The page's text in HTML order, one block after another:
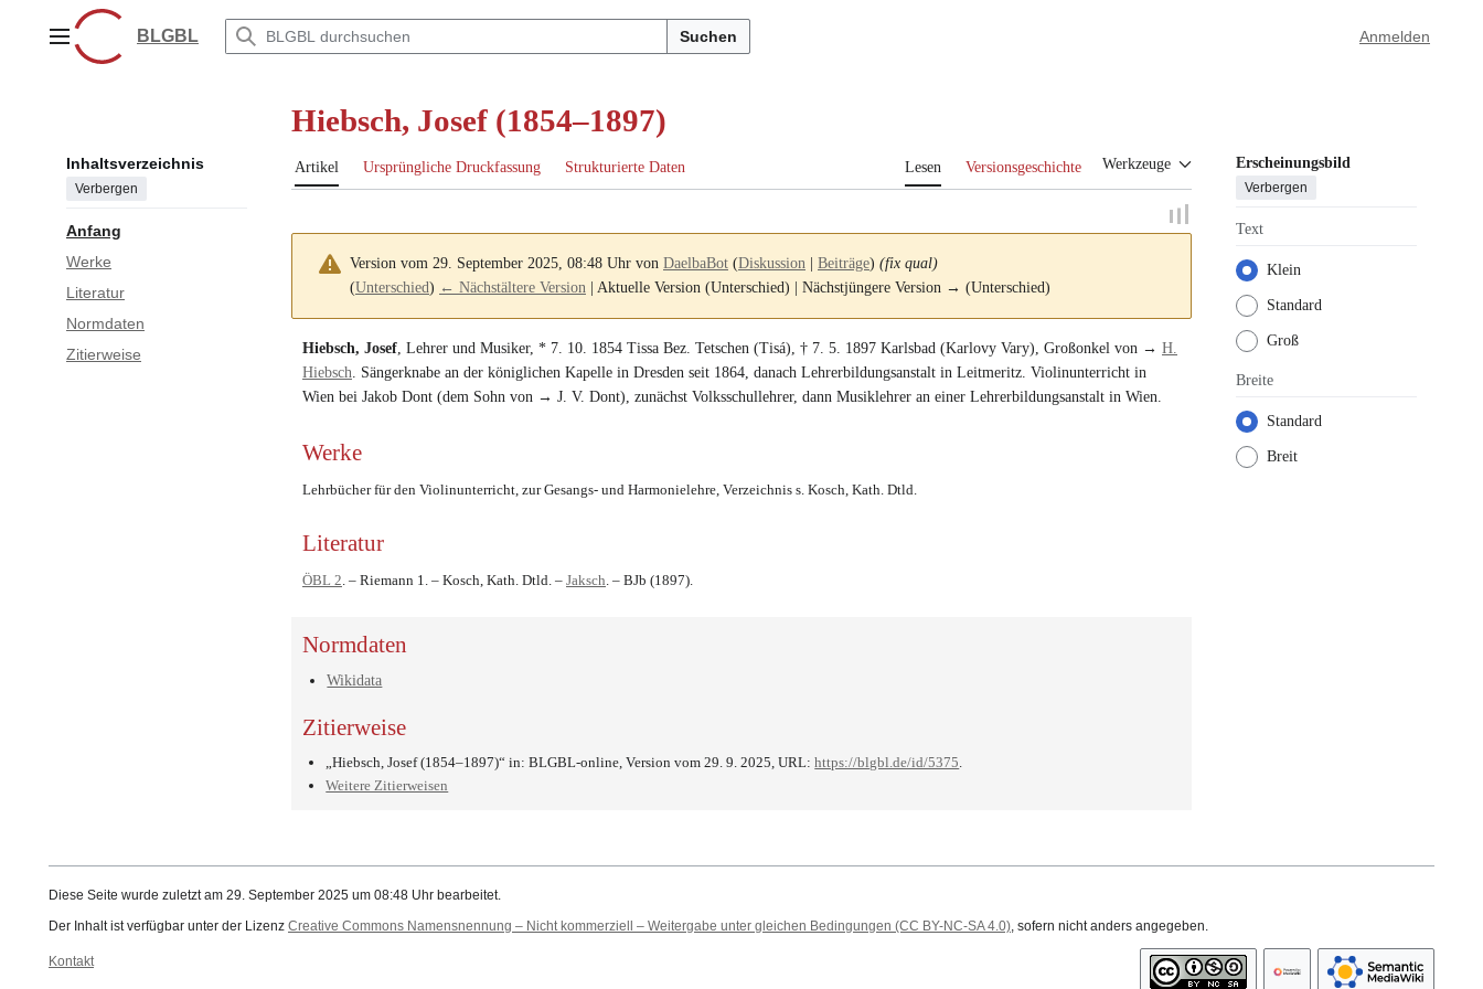
springenHauptmenüBLGBL Suchen Anmelden
Inhaltsverzeichnis
Verbergen
Anfang
Werke
Literatur
Normdaten
Zitierweise
Hiebsch, Josef (1854–1897)
Artikel Ursprüngliche Druckfassung Strukturierte Daten Lesen Versionsgeschichte Werkzeuge Erscheinungsbild
Verbergen
Text
Klein
Standard
Groß
Breite
Standard
Breit
Version vom 29. September 2025, 08:48 Uhr von DaelbaBot (Diskussion | Beiträge) (fix qual)
(Unterschied) ← Nächstältere Version | Aktuelle Version (Unterschied) | Nächstjüngere Version → (Unterschied)
Hiebsch, Josef Lehrer und Musiker, * 7. 10. 1854 Tissa Bez. Tetschen (Tisá) , † 7. 5. 1897 Karlsbad (Karlovy Vary) , Großonkel von → H.
Hiebsch
Sängerknabe an der königlichen Kapelle in Dresden seit 1864 , danach Lehrerbildungsanstalt in Leitmeritz . Violinunterricht in
Wien bei Jakob Dont (dem Sohn von → J. V. Dont), zunächst Volksschullehrer, dann Musiklehrer an einer Lehrerbildungsanstalt in Wien
Werke
Lehrbücher für den Violinunterricht, zur Gesangs- und Harmonielehre, Verzeichnis s. Kosch, Kath. Dtld.
Literatur
ÖBL 2 . – Riemann 1. – Kosch, Kath. Dtld. – Jaksch . – BJb (1897).
Normdaten
Wikidata
Zitierweise
„Hiebsch, Josef (1854–1897)“ in: BLGBL-online, Version vom 29. 9. 2025, URL:https://blgbl.de/id/5375
Weitere Zitierweisen
Diese Seite wurde zuletzt am 29. September 2025 um 08:48 Uhr bearbeitet.
Der Inhalt ist verfügbar unter der Lizenz Creative Commons Namensnennung – Nicht kommerziell – Weitergabe unter gleichen Bedingungen (CC BY-NC-SA 4.0) , sofern nicht anders angegeben.
Kontakt